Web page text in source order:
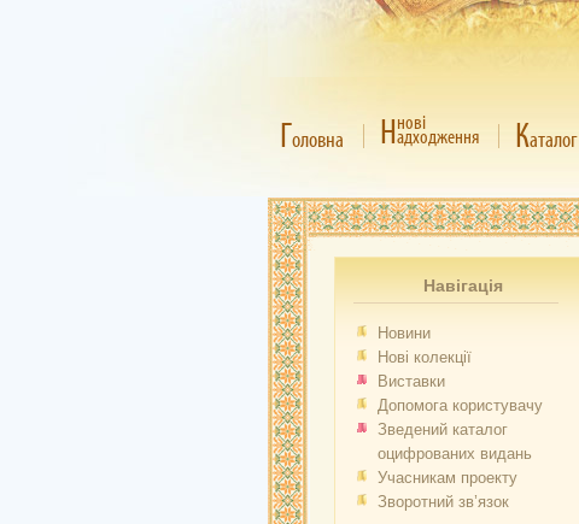
Головна Ннові
адходження Каталог
Навігація
Новини
Нові колекції
Виставки
Допомога користувачу
Зведений каталог
оцифрованих видань
Учасникам проекту
Зворотний зв’язок